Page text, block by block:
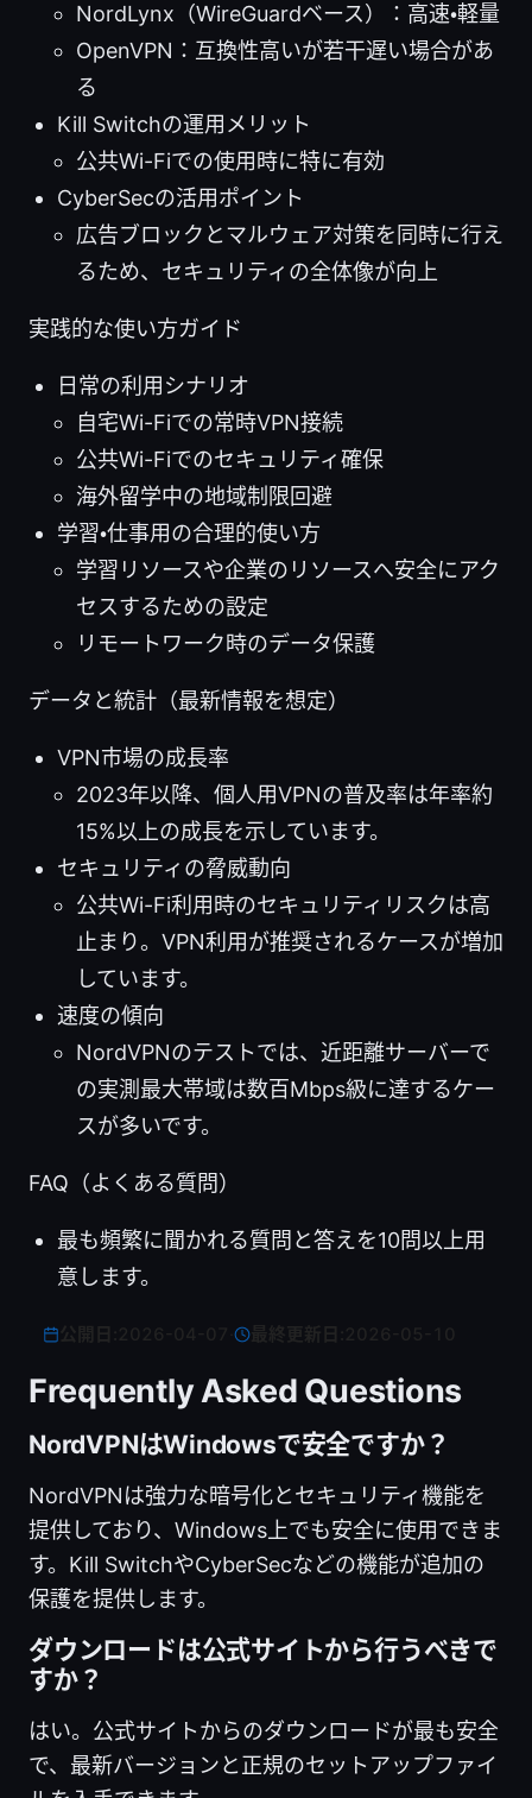
NordLynx（WireGuardベース）：高速・軽量
OpenVPN：互換性高いが若干遅い場合があ
る
Kill Switchの運用メリット
公共Wi-Fiでの使用時に特に有効
CyberSecの活用ポイント
広告ブロックとマルウェア対策を同時に行え
るため、セキュリティの全体像が向上
実践的な使い方ガイド
日常の利用シナリオ
自宅Wi-Fiでの常時VPN接続
公共Wi-Fiでのセキュリティ確保
海外留学中の地域制限回避
学習・仕事用の合理的使い方
学習リソースや企業のリソースへ安全にアク
セスするための設定
リモートワーク時のデータ保護
データと統計（最新情報を想定）
VPN市場の成長率
2023年以降、個人用VPNの普及率は年率約
15%以上の成長を示しています。
セキュリティの脅威動向
公共Wi-Fi利用時のセキュリティリスクは高
止まり。VPN利用が推奨されるケースが増加
しています。
速度の傾向
NordVPNのテストでは、近距離サーバーで
の実測最大帯域は数百Mbps級に達するケー
スが多いです。
FAQ（よくある質問）
最も頻繁に聞かれる質問と答えを10問以上用
意します。
最終更新日:
Frequently Asked Questions
NordVPNはWindowsで安全ですか？
NordVPNは強力な暗号化とセキュリティ機能を
提供しており、Windows上でも安全に使用できま
す。Kill SwitchやCyberSecなどの機能が追加の
保護を提供します。
ダウンロードは公式サイトから行うべきで
すか？
はい。公式サイトからのダウンロードが最も安全
で、最新バージョンと正規のセットアップファイ